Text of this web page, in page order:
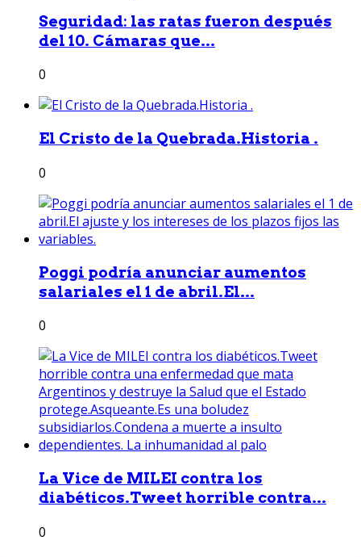
Seguridad: las ratas fueron después
del 10. Cámaras que...
0
El Cristo de la Quebrada.Historia .
0
Poggi podría anunciar aumentos
salariales el 1 de abril.El...
0
La Vice de MILEI contra los
diabéticos.Tweet horrible contra...
0